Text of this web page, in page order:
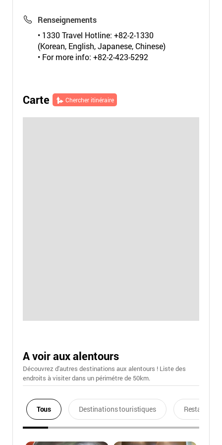
Renseignements
• 1330 Travel Hotline: +82-2-1330
(Korean, English, Japanese, Chinese)
• For more info: +82-2-423-5292
Carte Chercher itinéraire
A voir aux alentours
Découvrez d'autres destinations aux alentours ! Liste des
endroits à visiter dans un périmétre de 50km.
Tous Destinations touristiques Restaurants